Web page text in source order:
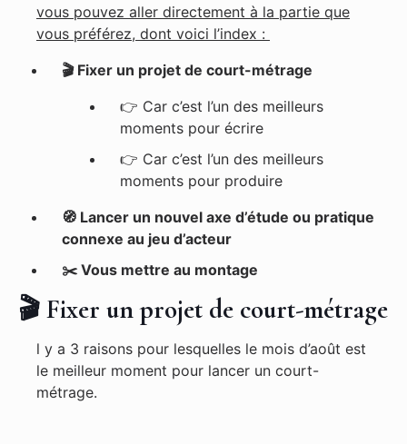
vous pouvez aller directement à la partie que
vous préférez, dont voici l’index :
🎬 Fixer un projet de court-métrage
👉 Car c’est l’un des meilleurs
moments pour écrire
👉 Car c’est l’un des meilleurs
moments pour produire
🧭 Lancer un nouvel axe d’étude ou pratique
connexe au jeu d’acteur
✂️ Vous mettre au montage
🎬 Fixer un projet de court-métrage
l y a 3 raisons pour lesquelles le mois d’août est
le meilleur moment pour lancer un court-
métrage.